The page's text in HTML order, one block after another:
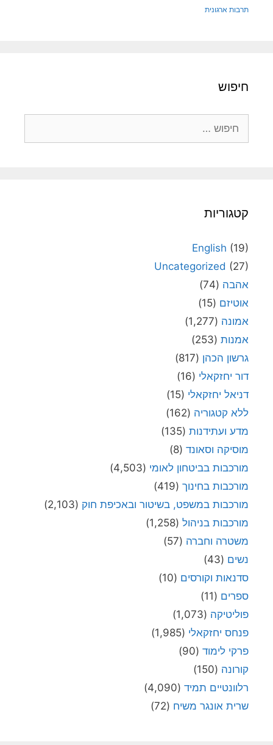
תרבות ארגונית
חיפוש
קטגוריות
English (19)
Uncategorized (27)
אהבה (74)
אוטיזם (15)
אמונה (1,277)
אמנות (253)
גרשון הכהן (817)
דור יחזקאלי (16)
דניאל יחזקאלי (15)
ללא קטגוריה (162)
מדע ועתידנות (135)
מוסיקה וסאונד (8)
מורכבות בביטחון לאומי (4,503)
מורכבות בחינוך (419)
מורכבות במשפט, בשיטור ובאכיפת חוק (2,103)
מורכבות בניהול (1,258)
משטרה וחברה (57)
נשים (43)
סדנאות וקורסים (10)
ספרים (11)
פוליטיקה (1,073)
פנחס יחזקאלי (1,985)
פרקי לימוד (90)
קורונה (150)
רלוונטיים תמיד (4,090)
שרית אונגר משיח (72)